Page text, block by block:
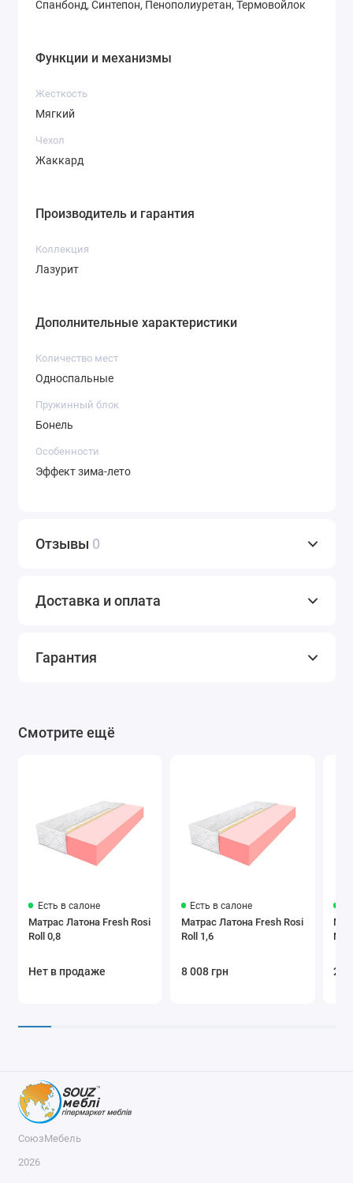
Спанбонд, Синтепон, Пенополиуретан, Термовойлок
Функции и механизмы
Жесткость
Мягкий
Чехол
Жаккард
Производитель и гарантия
Коллекция
Лазурит
Дополнительные характеристики
Количество мест
Односпальные
Пружинный блок
Бонель
Особенности
Эффект зима-лето
Отзывы 0
Доставка и оплата
Гарантия
Смотрите ещё
Есть в салоне
Матрас Латона Fresh Rosi
Roll 0,8
Нет в продаже
Есть в салоне
Матрас Латона Fresh Rosi
Roll 1,6
8 008 грн 24
СоюзМебель
2026